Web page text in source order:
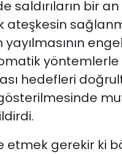
saldırıların bir
ateşkesin
yayılmasının
hedefleri
etmek gerekir ki